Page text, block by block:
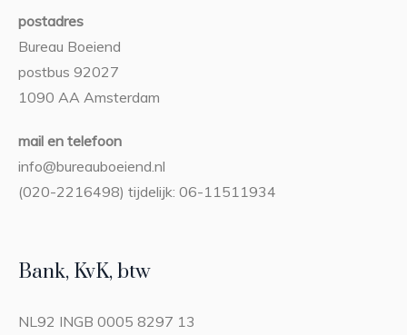
postadres
Bureau Boeiend
postbus 92027
1090 AA Amsterdam
mail en telefoon
info@bureauboeiend.nl
(020-2216498) tijdelijk: 06-11511934
Bank, KvK, btw
NL92 INGB 0005 8297 13